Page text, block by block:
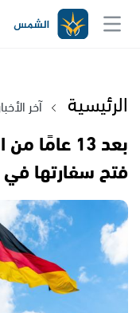
الرئيسية آخر
بعد 13
فتح سفارتها